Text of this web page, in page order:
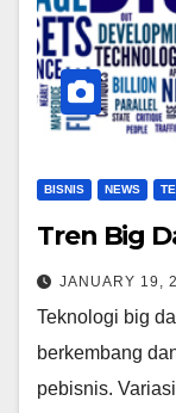
BISNIS NEWS
Tren Big
JANUARY 19,
Teknologi big
berkembang
pebisnis.